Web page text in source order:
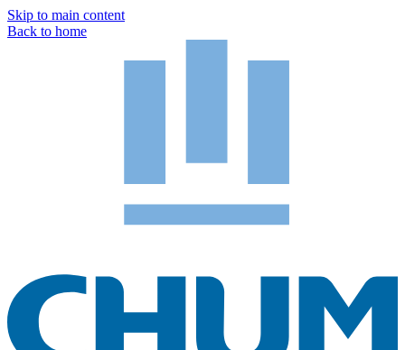
Skip to main content
Back to home